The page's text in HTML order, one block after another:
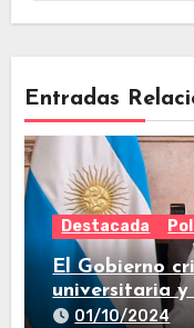
Entradas
Destacada
El Gobierno
universitaria y
están todos
01/10/2024